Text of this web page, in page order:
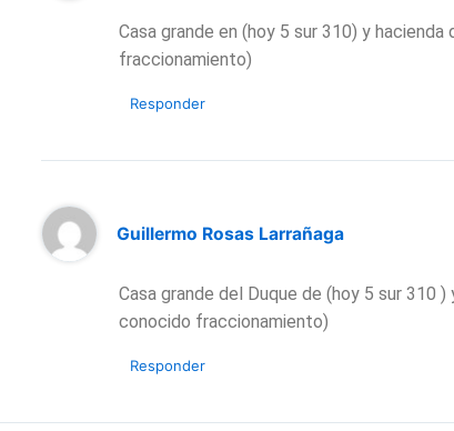
Casa grande en (hoy 5 sur 310) y
fraccionamiento)
Responder
Guillermo Rosas Larrañaga
Casa grande del Duque de (hoy 5 sur 310
conocido fraccionamiento)
Responder